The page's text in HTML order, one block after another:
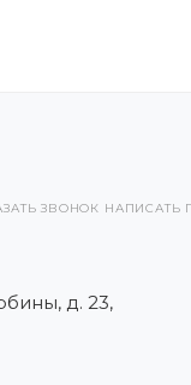
ЗВОНОК НАПИСАТЬ
д. 23,